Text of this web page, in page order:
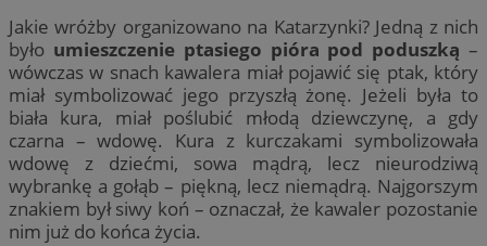
Jakie wróżby organizowano na Katarzynki? Jedną z nich
było umieszczenie ptasiego pióra pod poduszką –
wówczas w snach kawalera miał pojawić się ptak, który
miał symbolizować jego przyszłą żonę. Jeżeli była to
biała kura, miał poślubić młodą dziewczynę, a gdy
czarna – wdowę. Kura z kurczakami symbolizowała
wdowę z dziećmi, sowa mądrą, lecz nieurodziwą
wybrankę a gołąb – piękną, lecz niemądrą. Najgorszym
znakiem był siwy koń – oznaczał, że kawaler pozostanie
nim już do końca życia.